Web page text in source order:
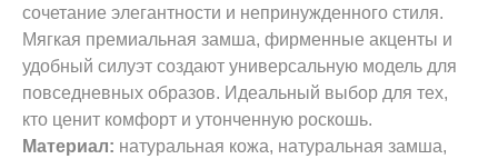
сочетание элегантности и непринужденного стиля.
Мягкая премиальная замша, фирменные акценты и
удобный силуэт создают универсальную модель для
повседневных образов. Идеальный выбор для тех,
кто ценит комфорт и утонченную роскошь.
Материал: натуральная кожа, натуральная замша,